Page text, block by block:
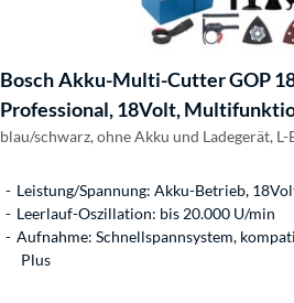
BoschAkku-Multi-Cutter GOP
Professional, 18Volt,
blau/schwarz, ohne Akku und Ladegerät,
Leistung/Spannung: Akku-Betrieb,
Leerlauf-Oszillation: bis 20.000 U/min
Aufnahme: Schnellspannsystem,
Plus